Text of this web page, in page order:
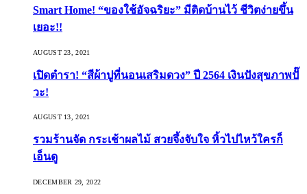
Smart Home! “ของใช้อัจฉริยะ” มีติดบ้านไว้ ชีวิตง่ายขึ้น
เยอะ!!
AUGUST 23, 2021
เปิดตำรา! “สีผ้าปูที่นอนเสริมดวง” ปี 2564 เงินปังสุขภาพปั๊
วะ!
AUGUST 13, 2021
รวมร้านจัด กระเช้าผลไม้ สวยจึ้งจับใจ หิ้วไปไหว้ใครก็
เอ็นดู
DECEMBER 29, 2022